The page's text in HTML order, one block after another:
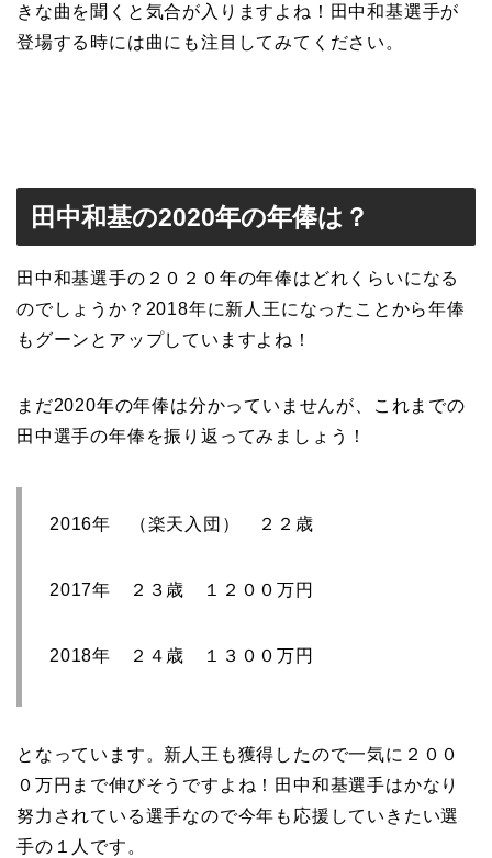
きな曲を聞くと気合が入りますよね！田中和基選手が
登場する時には曲にも注目してみてください。
田中和基の2020年の年俸は？
田中和基選手の２０２０年の年俸はどれくらいになる
のでしょうか？2018年に新人王になったことから年俸
もグーンとアップしていますよね！
まだ2020年の年俸は分かっていませんが、これまでの
田中選手の年俸を振り返ってみましょう！
2016年 （楽天入団） ２２歳
2017年 ２３歳 １２００万円
2018年 ２４歳 １３００万円
となっています。新人王も獲得したので一気に２００
０万円まで伸びそうですよね！田中和基選手はかなり
努力されている選手なので今年も応援していきたい選
手の１人です。